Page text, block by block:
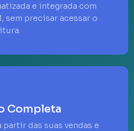
e integrada com
sem precisar acessar o
Completa
partir das suas vendas e